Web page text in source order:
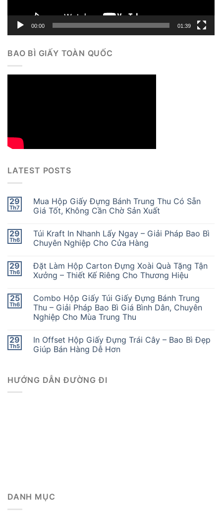
00:00 01:39
BAO BÌ GIẤY TOÀN QUỐC
LATEST POSTS
29
Th7
Mua Hộp Giấy Đựng Bánh Trung Thu Có Sẵn
Giá Tốt, Không Cần Chờ Sản Xuất
29
Th6
Túi Kraft In Nhanh Lấy Ngay – Giải Pháp Bao Bì
Chuyên Nghiệp Cho Cửa Hàng
29
Th6
Đặt Làm Hộp Carton Đựng Xoài Quà Tặng Tận
Xưởng – Thiết Kế Riêng Cho Thương Hiệu
25
Th6
Combo Hộp Giấy Túi Giấy Đựng Bánh Trung
Thu – Giải Pháp Bao Bì Giá Bình Dân, Chuyên
Nghiệp Cho Mùa Trung Thu
29
Th5
In Offset Hộp Giấy Đựng Trái Cây – Bao Bì Đẹp
Giúp Bán Hàng Dễ Hơn
HƯỚNG DẪN ĐƯỜNG ĐI
DANH MỤC